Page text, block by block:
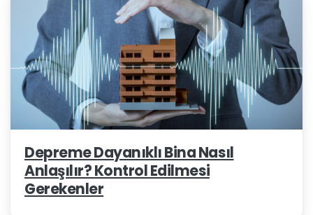
Depreme Dayanıklı Bina Nasıl
Anlaşılır? Kontrol Edilmesi
Gerekenler